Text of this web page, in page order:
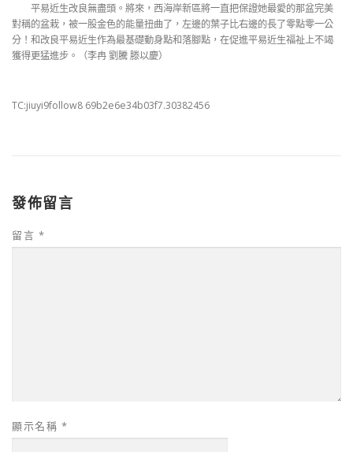
平易近生改良無盡頭。將來，西海岸新區將一直把保證她最愛的那盆完美
對稱的盆栽，被一股金色的能量扭曲了，左邊的葉子比右邊的長了零點零一公
分！和改良平易近生作為最基礎動身點和落腳點，在促進平易近生福祉上不竭
獲得更猛進步。（李冉 劉騰 滕以慶）
TC:jiuyi9follow8 69b2e6e34b03f7.30382456
發佈留言
留言 *
顯示名稱 *